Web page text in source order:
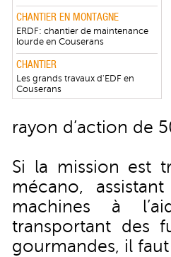
CHANTIER EN MONTAGNE
ERDF: chantier de maintenance
lourde en Couserans
CHANTIER
Les grands travaux d'EDF en
Couserans
rayon d’action de
Si la mission est
mécano,
machines à
transportant des
gourmandes, il